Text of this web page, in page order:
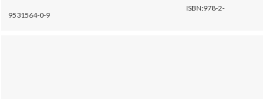
ISBN:978-2-
9531564-0-9